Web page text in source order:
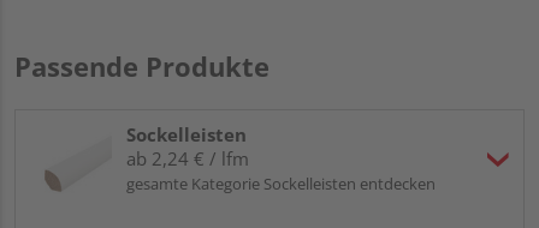
Passende Produkte
Sockelleisten
ab 2,24 € / lfm
gesamte Kategorie Sockelleisten entdecken